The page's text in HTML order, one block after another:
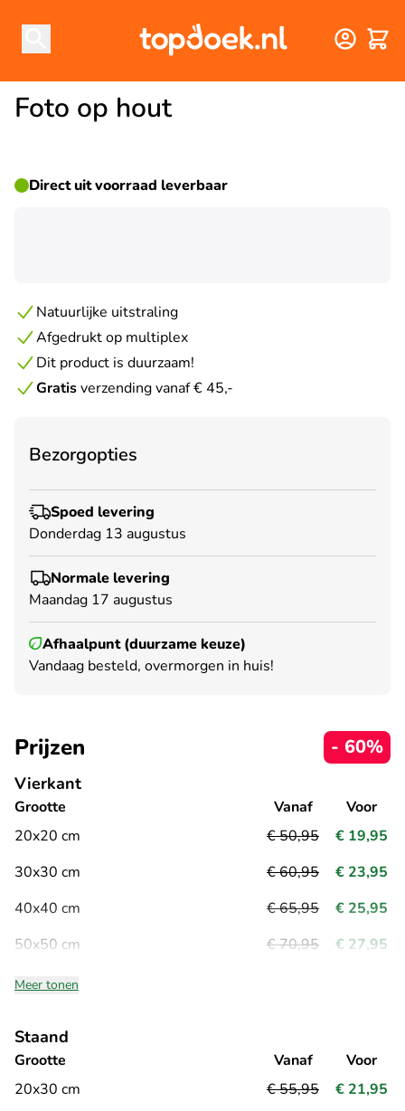
Foto op hout
Direct uit voorraad leverbaar
Natuurlijke uitstraling
Afgedrukt op multiplex
Dit product is duurzaam!
Gratisverzending vanaf € 45,-
Bezorgopties
Spoed levering
Donderdag 13 augustus
Normale levering
Maandag 17 augustus
Afhaalpunt (duurzame keuze)
Vandaag besteld, overmorgen in huis!
Prijzen - 60%
Vierkant
Grootte
20x20 cm
30x30 cm
40x40 cm
50x50 cm
Vanaf
€ 50,95
€ 60,95
€ 65,95
€ 70,95
Voor
€ 19,95
€ 23,95
€ 25,95
€ 27,95
Meer tonen
Staand
Grootte
20x30 cm
Vanaf
€ 55,95
Voor
€ 21,95